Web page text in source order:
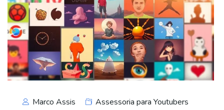
Marco Assis
Assessoria para Youtubers